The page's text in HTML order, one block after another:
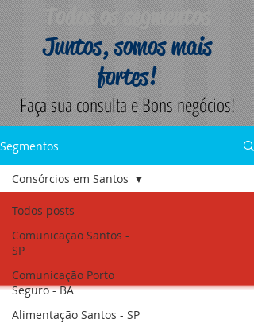
Todos os segmentos
Juntos, somos mais
fortes!
Faça sua consulta e Bons negócios!
Segmentos
Todos posts
Comunicação Santos -
SP
Comunicação Porto
Seguro - BA
Alimentação Santos - SP
Consórcios em Santos